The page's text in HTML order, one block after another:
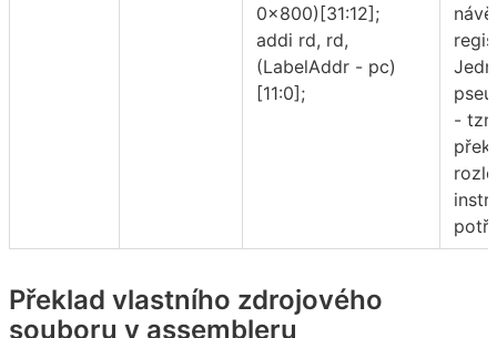
0x800)[31:12];
addi rd, rd,
(LabelAddr - pc)
[11:0];
-
Překlad vlastního zdrojového
souboru v assembleru